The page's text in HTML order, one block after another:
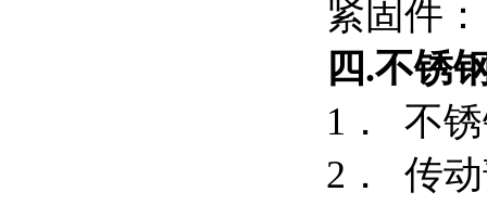
紧
四.不锈
1． 不
2． 传